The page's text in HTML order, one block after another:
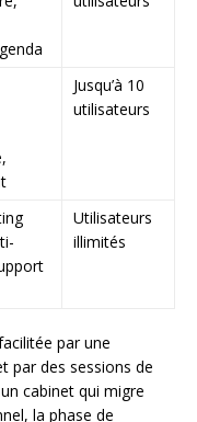
Jusqu’à 10
utilisateurs
Utilisateurs
illimités
par une
par des sessions de
cabinet qui migre
la phase de